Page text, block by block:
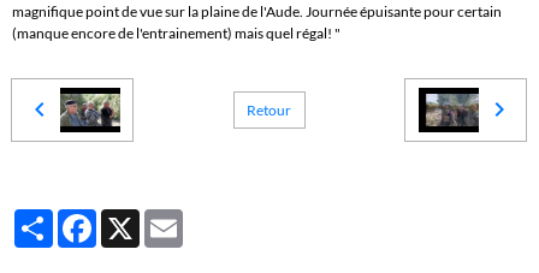
magnifique point de vue sur la plaine de l'Aude. Journée épuisante pour certain
(manque encore de l'entrainement) mais quel régal! "
Retour
PartagerFacebook
X